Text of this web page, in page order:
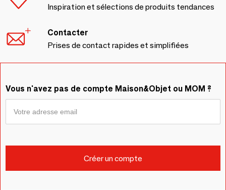
Inspiration et sélections de produits tendances
Contacter
Prises de contact rapides et simplifiées
Vous n'avez pas de compte Maison&Objet ou MOM ?